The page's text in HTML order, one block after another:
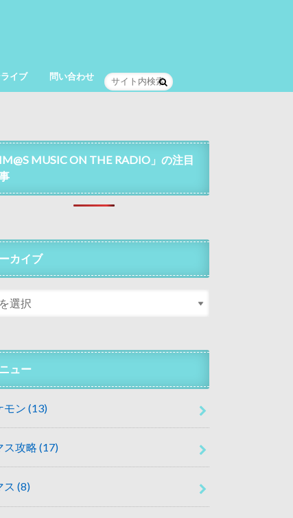
イブ 問い合わせ
IM@S MUSIC ON THE RADIO」の注目
カイブ
ュー
モン (13)
ス攻略 (17)
ス (8)